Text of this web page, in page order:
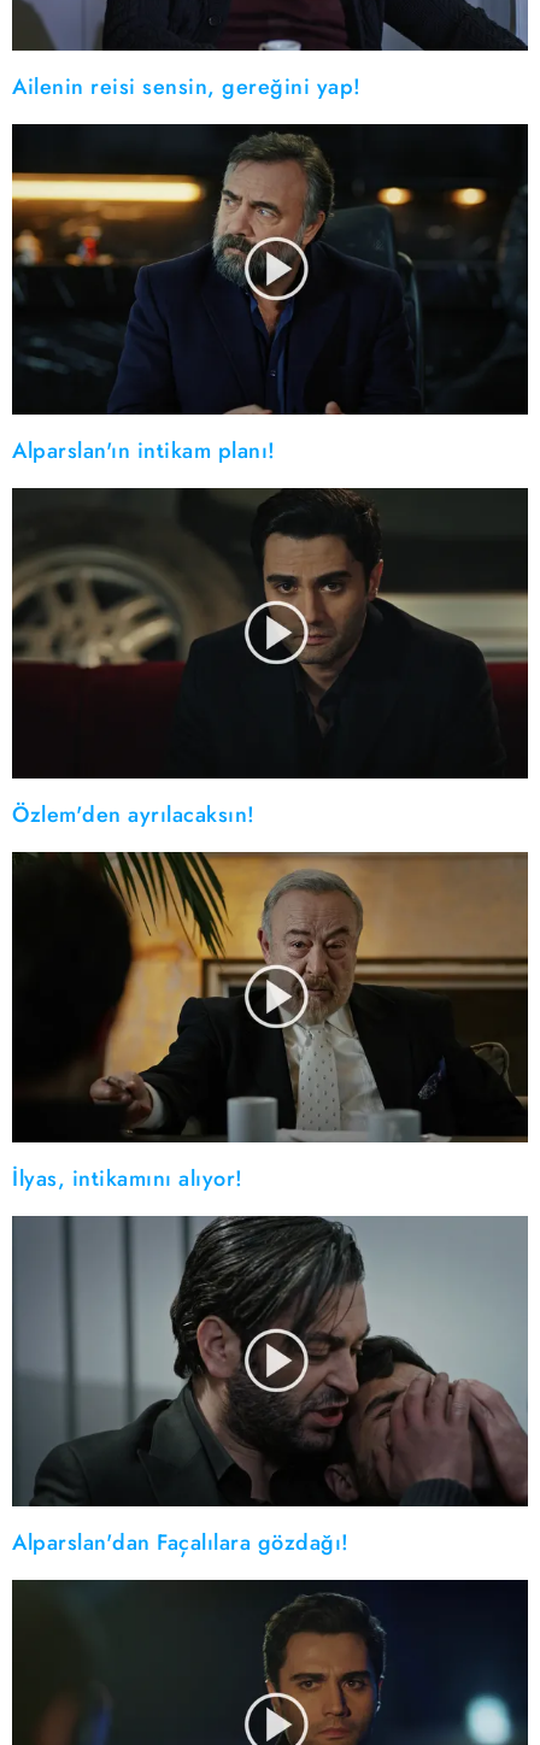
Ailenin reisi sensin, gereğini yap!
Alparslan'ın intikam planı!
Özlem'den ayrılacaksın!
İlyas, intikamını alıyor!
Alparslan'dan Façalılara gözdağı!